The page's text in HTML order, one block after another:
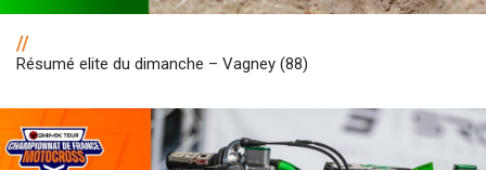
//
Résumé elite du dimanche – Vagney (88)